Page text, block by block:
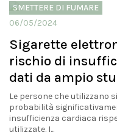
SMETTERE DI FUMARE
06/05/2024
Sigarette
rischio di
dati da ampio
Le persone che utilizzano
probabilità
insufficienza cardiaca
utilizzate. I...